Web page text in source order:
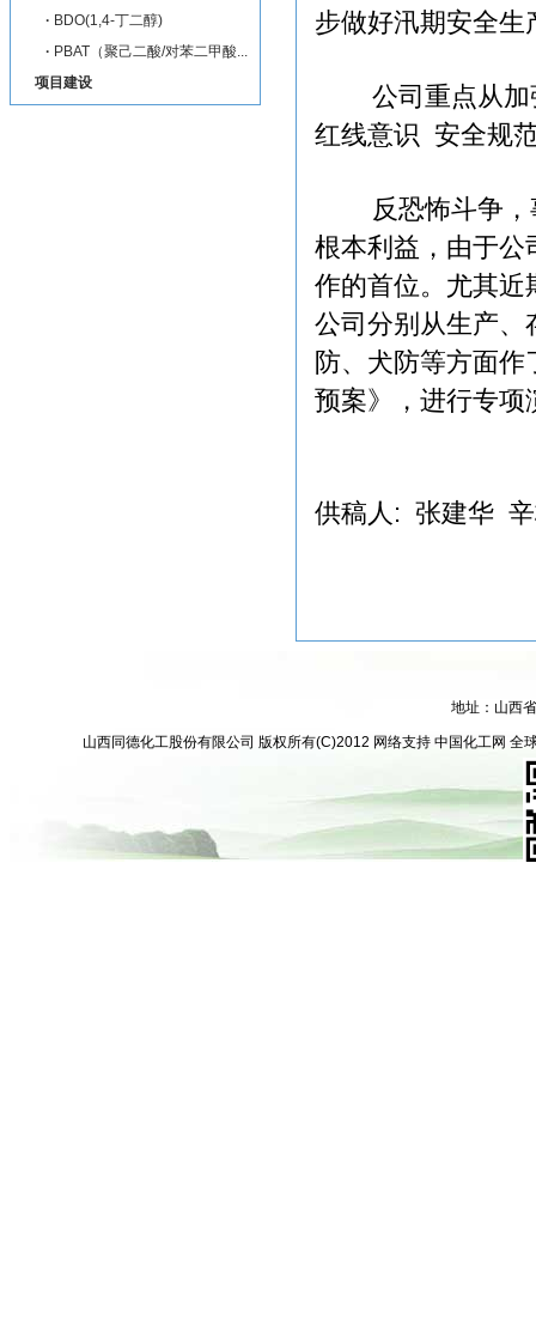
· BDO(1,4-丁二醇)
· PBAT（聚己二酸/对苯二甲酸...
项目建设
步做好汛期安全生
公司重点从加强
红线意识 安全规
反恐怖斗争，事
根本利益，由于公
作的首位。尤其近
公司分别从生产、
防、犬防等方面
预案》，进行专项
供稿人: 张建华
地址：山西
山西同德化工股份有限公司 版权所有(C)2012 网络支持 中国化工网 全